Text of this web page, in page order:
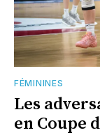
FÉMININES
Les
en Coupe